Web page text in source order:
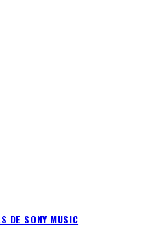
DE SONY MUSIC